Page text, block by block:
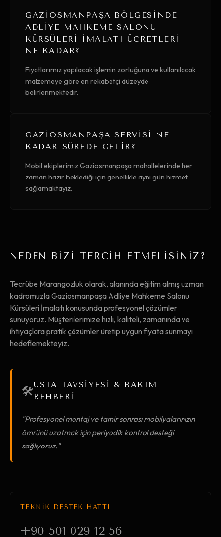
GAZIOSMANPAŞA BÖLGESINDE
ADLIYE MAHKEME SALONU
KÜRSÜLERI İMALATI ÜCRETLERI
NE KADAR?
Fiyatlarımız yapılacak işlemin zorluğuna ve kullanılacak
malzemeye göre en rekabetçi düzeyde
belirlenmektedir.
GAZIOSMANPAŞA SERVISI NE
KADAR SÜREDE GELIR?
Mobil ekiplerimiz Gaziosmanpaşa mahallelerinde her
zaman hazır beklediği için genellikle aynı gün hizmet
sağlamaktayız.
NEDEN BİZİ TERCİH ETMELİSİNİZ?
Tecrübe Marangozluk olarak, alanında eğitim almış uzman
kadromuzla Gaziosmanpaşa Adliye Mahkeme Salonu
Kürsüleri İmalatı konusunda profesyonel çözümler
sunuyoruz. Müşterilerimize hızlı, kaliteli, zamanında ve
ihtiyaçlara pratik çözümler üretip uygun fiyata sunmayı
hedeflemekteyiz.
🛠️USTA TAVSİYESİ & BAKIM
REHBERİ
"Profesyonel montaj ve tamir sonrası mobilyalarınızın
ömrünü uzatmak için periyodik kontrol desteği
sağlıyoruz."
TEKNİK DESTEK HATTI
+90 501 029 12 56